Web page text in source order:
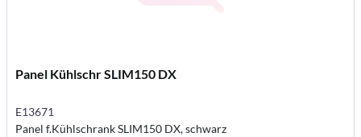
Panel Kühlschr SLIM150 DX
E13671
Panel f.Kühlschrank SLIM150 DX, schwarz